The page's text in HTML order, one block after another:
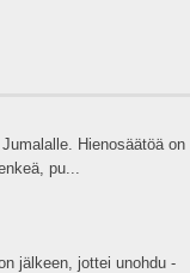
Hienosäätöä on
pu...
jälkeen, jottei unohdu -